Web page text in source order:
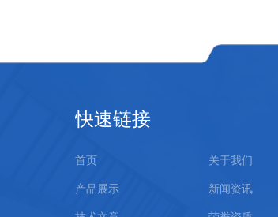
快速链接
首页 关于我们
产品展示 新闻资讯